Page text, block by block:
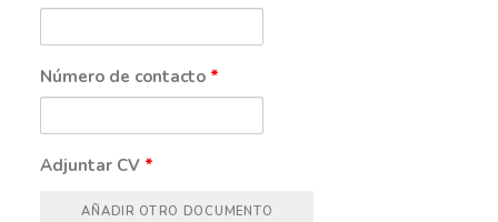
Número de contacto *
Adjuntar CV *
AÑADIR OTRO DOCUMENTO